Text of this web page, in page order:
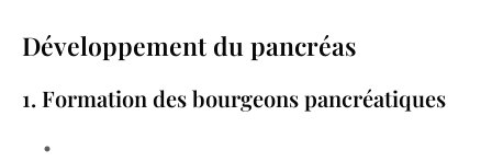
Développement du pancréas
1. Formation des bourgeons pancréatiques